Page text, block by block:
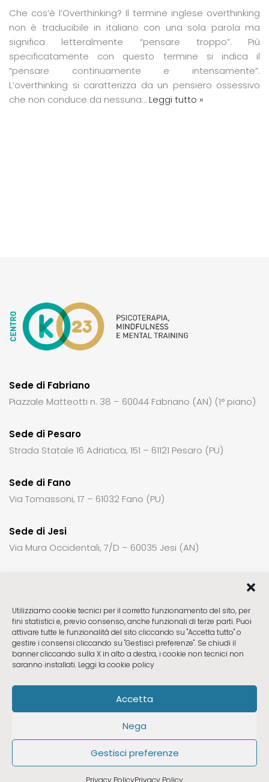
Utilizziamo cookie tecnici per il corretto funzionamento del sito, per
fini statistici e, previo consenso, anche funzionali di terze parti. Puoi
attivare tutte le funzionalità del sito cliccando su "Accetta tutto" o
gestire i consensi cliccando su "Gestisci preferenze". Se chiudi il
banner cliccando sulla X in alto a destra, i cookie non tecnici non
saranno installati. Leggi la cookie policy
Accetta
Nega
Gestisci preferenze
Privacy PolicyPrivacy Policy
Che cos’è l’Overthinking? Il termine inglese overthinking
non è traducibile in italiano con una sola parola ma
significa letteralmente “pensare troppo”. Più
specificatamente con questo termine si indica il
“pensare continuamente e intensamente”.
L’overthinking si caratterizza da un pensiero ossessivo
che non conduce da nessuna…Leggi tutto »
Sede di Fabriano
Piazzale Matteotti n. 38 – 60044 Fabriano (AN) (1° piano)
Sede di Pesaro
Strada Statale 16 Adriatica, 151 – 61121 Pesaro (PU)
Sede di Fano
Via Tomassoni, 17 – 61032 Fano (PU)
Sede di Jesi
Via Mura Occidentali, 7/D – 60035 Jesi (AN)
Sede di Fabrianoctck23@gmail.com
Sede di Pesaroctck23pu@gmail.com
Sede di Fanoctck23pu@gmail.com
ctck23jesi@gmail.com
Privacy & Cookie Policy